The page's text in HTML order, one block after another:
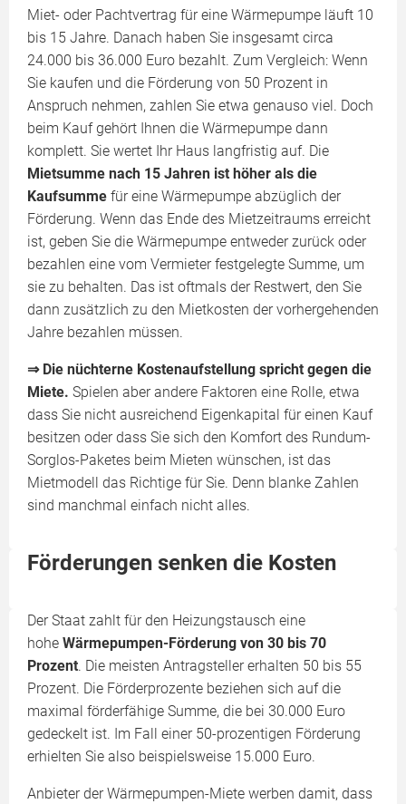
Miet- oder Pachtvertrag für eine Wärmepumpe läuft 10
bis 15 Jahre. Danach haben Sie insgesamt circa
24.000 bis 36.000 Euro bezahlt. Zum Vergleich: Wenn
Sie kaufen und die Förderung von 50 Prozent in
Anspruch nehmen, zahlen Sie etwa genauso viel. Doch
beim Kauf gehört Ihnen die Wärmepumpe dann
komplett. Sie wertet Ihr Haus langfristig auf. Die
Mietsumme nach 15 Jahren ist höher als die
Kaufsumme für eine Wärmepumpe abzüglich der
Förderung. Wenn das Ende des Mietzeitraums erreicht
ist, geben Sie die Wärmepumpe entweder zurück oder
bezahlen eine vom Vermieter festgelegte Summe, um
sie zu behalten. Das ist oftmals der Restwert, den Sie
dann zusätzlich zu den Mietkosten der vorhergehenden
Jahre bezahlen müssen.
⇒ Die nüchterne Kostenaufstellung spricht gegen die
Miete. Spielen aber andere Faktoren eine Rolle, etwa
dass Sie nicht ausreichend Eigenkapital für einen Kauf
besitzen oder dass Sie sich den Komfort des Rundum-
Sorglos-Paketes beim Mieten wünschen, ist das
Mietmodell das Richtige für Sie. Denn blanke Zahlen
sind manchmal einfach nicht alles.
Förderungen senken die Kosten
Der Staat zahlt für den Heizungstausch eine
hohe Wärmepumpen-Förderung von 30 bis 70
Prozent. Die meisten Antragsteller erhalten 50 bis 55
Prozent. Die Förderprozente beziehen sich auf die
maximal förderfähige Summe, die bei 30.000 Euro
gedeckelt ist. Im Fall einer 50-prozentigen Förderung
erhielten Sie also beispielsweise 15.000 Euro.
Anbieter der Wärmepumpen-Miete werben damit, dass